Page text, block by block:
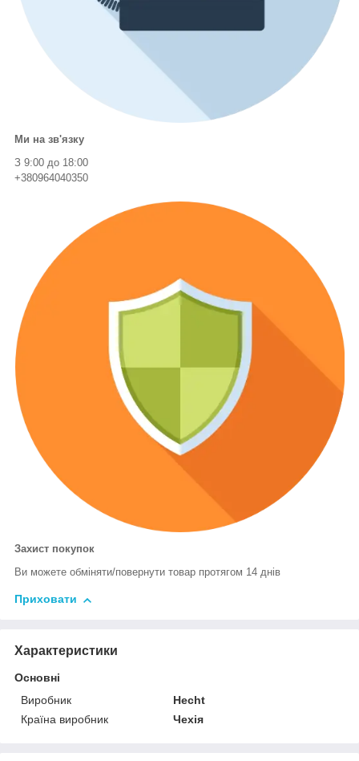
Ми на зв'язку
З 9:00 до 18:00
+380964040350
Захист покупок
Ви можете обміняти/повернути товар протягом 14 днів
Приховати
Характеристики
Основні
Виробник
Hecht
Країна виробник
Чехія